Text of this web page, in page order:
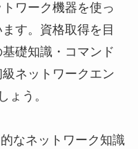
ワーク機器を使っ
す。資格取得を目
礎知識・コマンド
ネットワークエン
ょう。
なネットワーク知識